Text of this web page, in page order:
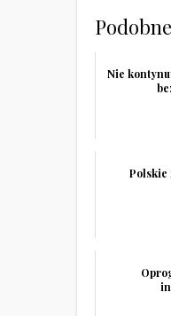
Nie
Polskie